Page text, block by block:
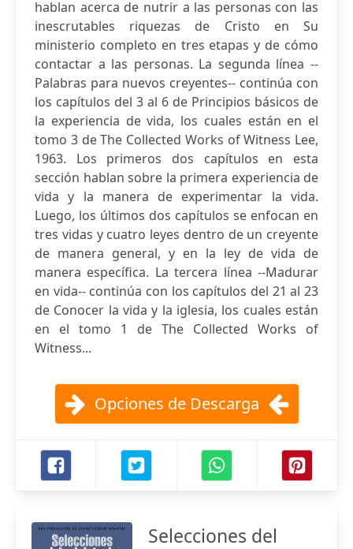
hablan acerca de nutrir a las personas con las
inescrutables riquezas de Cristo en Su
ministerio completo en tres etapas y de cómo
contactar a las personas. La segunda línea --
Palabras para nuevos creyentes-- continúa con
los capítulos del 3 al 6 de Principios básicos de
la experiencia de vida, los cuales están en el
tomo 3 de The Collected Works of Witness Lee,
1963. Los primeros dos capítulos en esta
sección hablan sobre la primera experiencia de
vida y la manera de experimentar la vida.
Luego, los últimos dos capítulos se enfocan en
tres vidas y cuatro leyes dentro de un creyente
de manera general, y en la ley de vida de
manera específica. La tercera línea --Madurar
en vida-- continúa con los capítulos del 21 al 23
de Conocer la vida y la iglesia, los cuales están
en el tomo 1 de The Collected Works of
Witness...
Opciones de Descarga
Selecciones del